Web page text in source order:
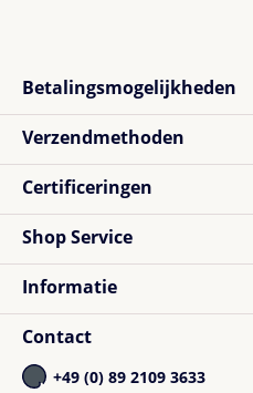
Betalingsmogelijkheden
Verzendmethoden
Certificeringen
Shop Service
Informatie
Contact
+49 (0) 89 2109 3633